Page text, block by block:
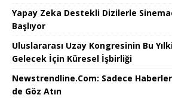
Yapay Zeka Destekli Dizilerle
Başlıyor
Uluslararası Uzay Kongresinin Bu
Gelecek İçin Küresel İşbirliği
Newstrendline.Com: Sadece
de Göz Atın